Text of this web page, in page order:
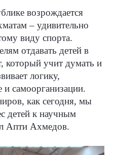
возрождается
– удивительно
виду спорта.
отдавать детей в
который учит думать и
логику,
и самоорганизации.
как сегодня, мы
детей к научным
Апти Ахмедов.